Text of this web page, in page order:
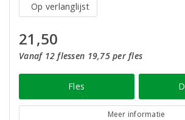
Op verlanglijst
21,50
Vanaf 12 flessen 19,75 per fles
Fles
Meer informatie